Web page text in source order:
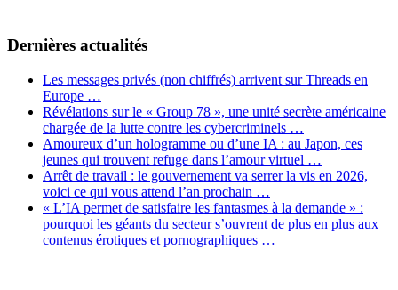
Dernières actualités
Les messages privés (non chiffrés) arrivent sur Threads en
Europe …
Révélations sur le « Group 78 », une unité secrète américaine
chargée de la lutte contre les cybercriminels …
Amoureux d’un hologramme ou d’une IA : au Japon, ces
jeunes qui trouvent refuge dans l’amour virtuel …
Arrêt de travail : le gouvernement va serrer la vis en 2026,
voici ce qui vous attend l’an prochain …
« L’IA permet de satisfaire les fantasmes à la demande » :
pourquoi les géants du secteur s’ouvrent de plus en plus aux
contenus érotiques et pornographiques …